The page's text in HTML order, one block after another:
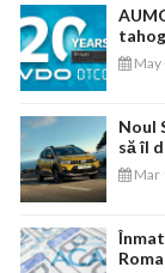
May
Noul
să îl
Mar